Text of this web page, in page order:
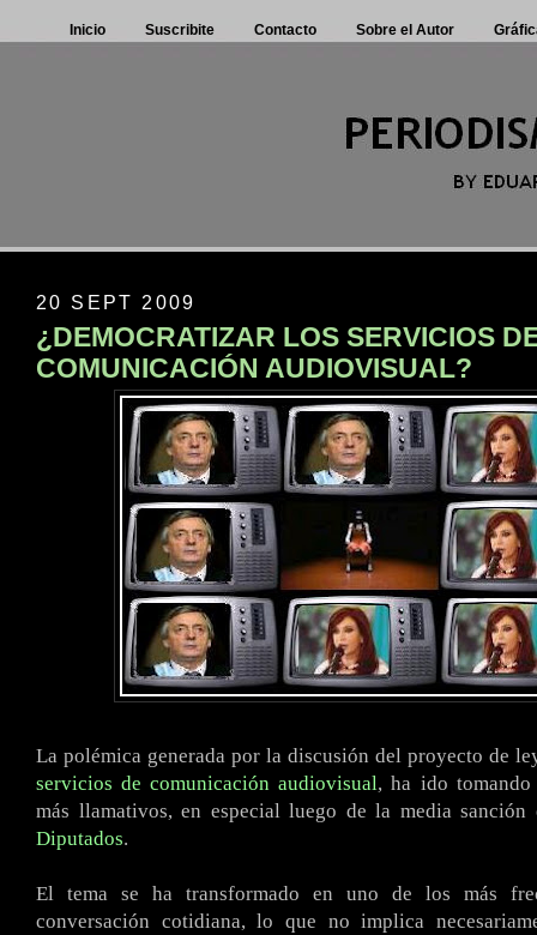
Inicio Suscribite Contacto Sobre el Autor
20 SEPT 2009
¿DEMOCRATIZAR LOS SERVICIOS
COMUNICACIÓN AUDIOVISUAL?
La polémica generada por la discusión del proyecto de
servicios de comunicación audiovisual, ha ido
más llamativos, en especial luego de la media
Diputados.
El tema se ha transformado en uno de los más
conversación cotidiana, lo que no implica